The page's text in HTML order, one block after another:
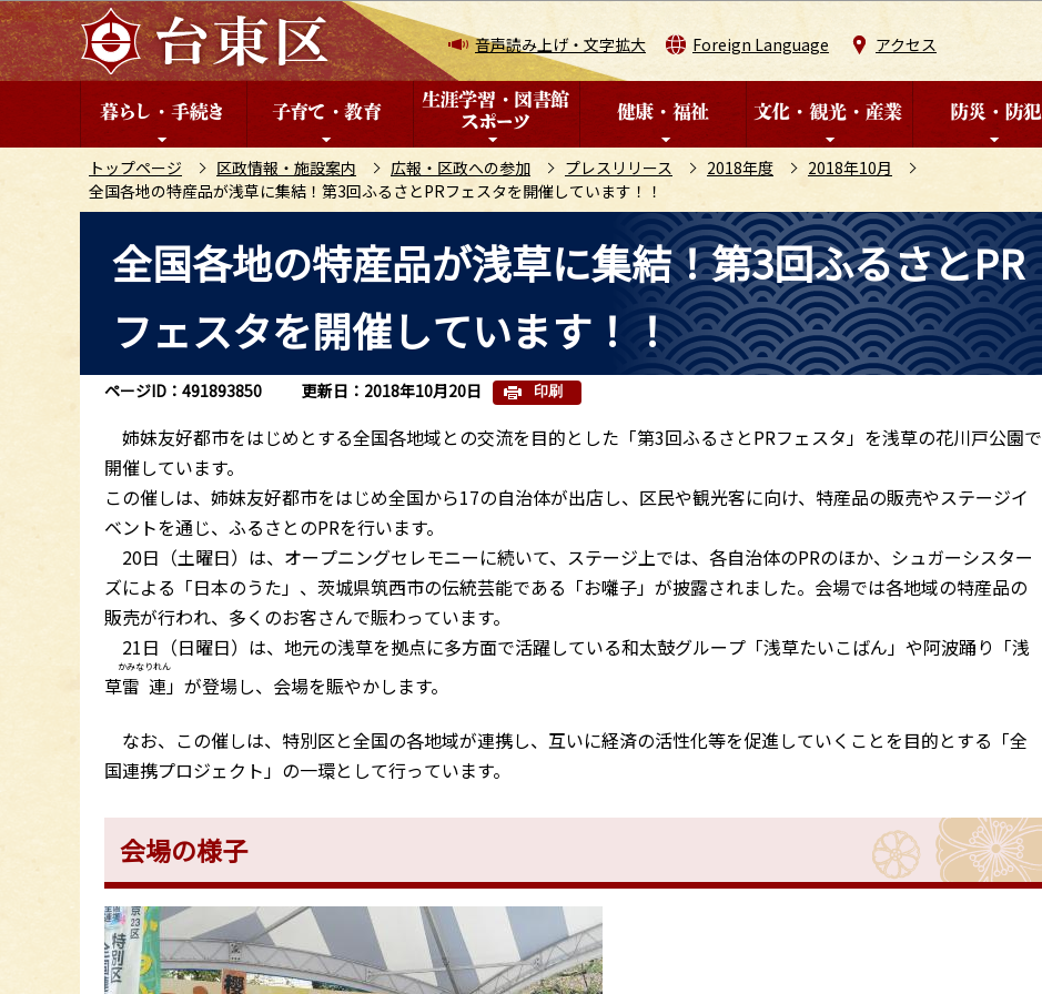
こ
の
ペ
音声読み上げ・文字拡大 Foreign Language アクセス
トップページ 区政情報・施設案内 広報・区政への参加 プレスリリース 2018年度
2018年10月
全国各地の特産品が浅草に集結！第3回ふるさとPRフェスタを開催しています！！
ら
全国各地の特産品が浅草に集結！第3回ふるさとPR
フェスタを開催しています！！
ページID：491893850 更新日：2018年10月20日 印刷
姉妹友好都市をはじめとする全国各地域との交流を目的とした「第3回ふるさとPRフェスタ」を浅草の花川戸公園で
開催しています。
この催しは、姉妹友好都市をはじめ全国から17の自治体が出店し、区民や観光客に向け、特産品の販売やステージイ
ベントを通じ、ふるさとのPRを行います。
20日（土曜日）は、オープニングセレモニーに続いて、ステージ上では、各自治体のPRのほか、シュガーシスター
ズによる「日本のうた」、茨城県筑西市の伝統芸能である「お囃子」が披露されました。会場では各地域の特産品の
販売が行われ、多くのお客さんで賑わっています。
21日（日曜日）は、地元の浅草を拠点に多方面で活躍している和太鼓グループ「浅草たいこばん」や阿波踊り「浅
草雷連
かみなりれん
」が登場し、会場を賑やかします。
なお、この催しは、特別区と全国の各地域が連携し、互いに経済の活性化等を促進していくことを目的とする「全
国連携プロジェクト」の一環として行っています。
会場の様子